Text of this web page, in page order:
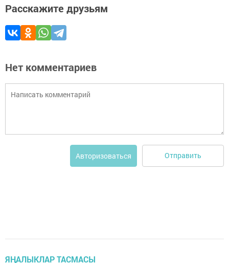
Расскажите друзьям
Нет комментариев
Авторизоваться Отправить
ЯҢАЛЫКЛАР ТАСМАСЫ